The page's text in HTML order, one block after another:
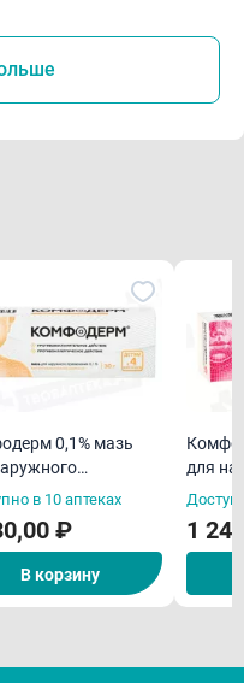
0,1% мазь
30 г
в 10 аптеках
₽
В корзину
для
1